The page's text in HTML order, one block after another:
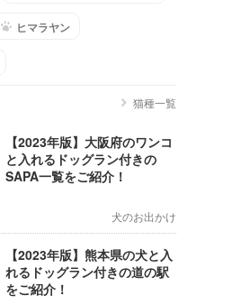
ヒマラヤン
猫種一覧
【2023年版】大阪府のワンコ
と入れるドッグラン付きの
SAPA一覧をご紹介！
犬のお出かけ
【2023年版】熊本県の犬と入
れるドッグラン付きの道の駅
をご紹介！